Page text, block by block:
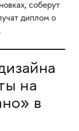
соберут
диплом о
на
в